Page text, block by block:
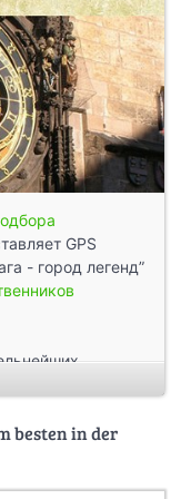
GPS
- город легенд”
музей,
по старому
Голем
besten in der